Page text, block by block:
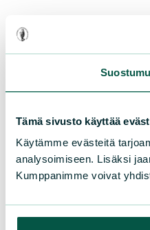
Tämä sivusto käyttää
Käytämme evästeitä
analysoimiseen. Lisäksi
Kumppanimme voivat